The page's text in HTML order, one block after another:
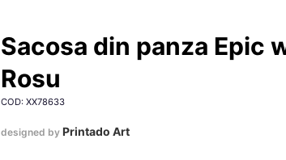
Sacosa din panza Epic
Rosu
COD: XX78633
designed by Printado Art